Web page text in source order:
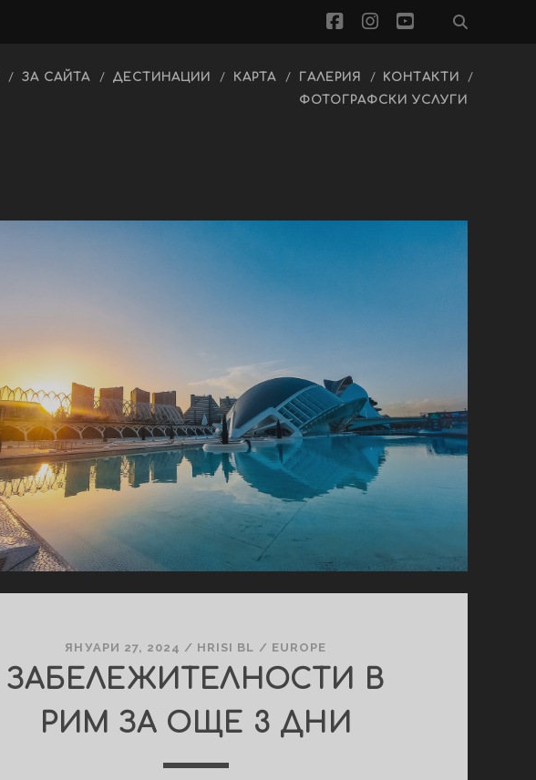
facebook
instagram
youtube
ЗА САЙТА ДЕСТИНАЦИИ КАРТА ГАЛЕРИЯ
KОНТАКТИ
ФОТОГРАФСКИ УСЛУГИ
ЯНУАРИ 27, 2024 / HRISI BL / EUROPE
ЗАБЕЛЕЖИТЕЛНОСТИ В
РИМ ЗА ОЩЕ 3 ДНИ